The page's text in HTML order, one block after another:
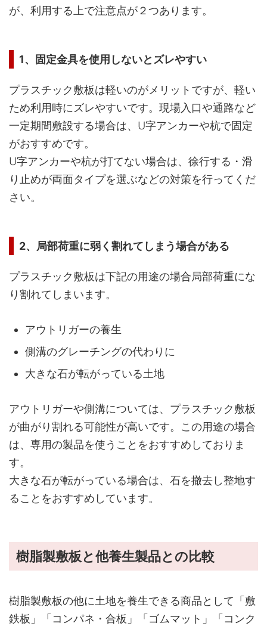
が、利用する上で注意点が２つあります。
1、固定金具を使用しないとズレやすい
プラスチック敷板は軽いのがメリットですが、軽い
ため利用時にズレやすいです。現場入口や通路など
一定期間敷設する場合は、U字アンカーや杭で固定
がおすすめです。
U字アンカーや杭が打てない場合は、徐行する・滑
り止めが両面タイプを選ぶなどの対策を行ってくだ
さい。
2、局部荷重に弱く割れてしまう場合がある
プラスチック敷板は下記の用途の場合局部荷重にな
り割れてしまいます。
アウトリガーの養生
側溝のグレーチングの代わりに
大きな石が転がっている土地
アウトリガーや側溝については、プラスチック敷板
が曲がり割れる可能性が高いです。この用途の場合
は、専用の製品を使うことをおすすめしておりま
す。
大きな石が転がっている場合は、石を撤去し整地す
ることをおすすめしています。
樹脂製敷板と他養生製品との比較
樹脂製敷板の他に土地を養生できる商品として「敷
鉄板」「コンパネ・合板」「ゴムマット」「コンク